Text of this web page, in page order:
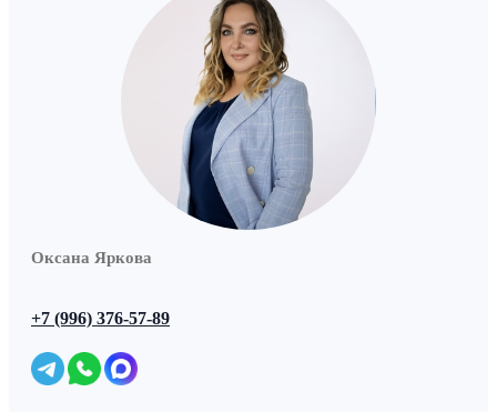
Оксана Яркова
+7 (996) 376-57-89